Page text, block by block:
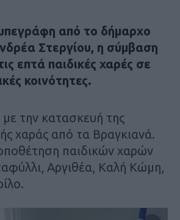
από το δήμαρχο
Στεργίου, η σύμβαση
επτά παιδικές χαρές σε
κοινότητες.
με την κατασκευή της
χαράς από τα Βραγκιανά.
παιδικών χαρών
Αργιθέα, Καλή Κώμη,